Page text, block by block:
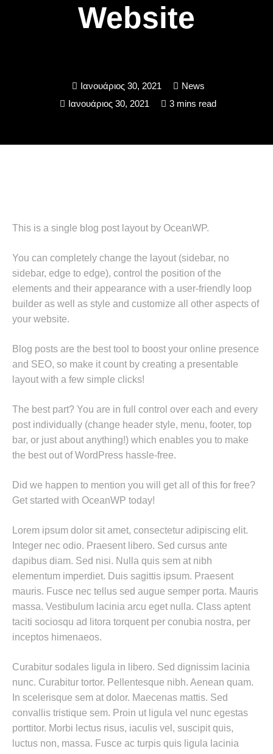
Website
Ιανουάριος 30, 2021
News
Ιανουάριος 30, 2021
3 mins read
This is a single blog post layout by OceanWP.
You can completely change the layout (sidebar, no
sidebar, edge to edge), control the position of the
elements and their appearance with a user-friendly loop
builder as well as style and customize all other aspects of
your website.
Blog posts are the best tool to boost your online presence
and SEO, so make it count by creating a presentable
layout with a few simple clicks!
The best part? You are in full control over each and every
post individually (change header style, menu, footer, top
bar, or just about anything!) which enables you to make
the best out of WordPress hassle-free.
Did we happen to mention you will get all of this for free?
Get started with OceanWP today!
Lorem ipsum dolor sit amet, consectetur adipiscing elit.
Integer nec odio. Praesent libero. Sed cursus ante
dapibus diam. Sed nisi. Nulla quis sem at nibh
elementum imperdiet. Duis sagittis ipsum. Praesent
mauris. Fusce nec tellus sed augue semper porta. Mauris
massa. Vestibulum lacinia arcu eget nulla. Class aptent
taciti sociosqu ad litora torquent per conubia nostra, per
inceptos himenaeos.
Curabitur sodales ligula in libero. Sed dignissim lacinia
nunc. Curabitur tortor. Pellentesque nibh. Aenean quam.
In scelerisque sem at dolor. Maecenas mattis. Sed
convallis tristique sem. Proin ut ligula vel nunc egestas
porttitor. Morbi lectus risus, iaculis vel, suscipit quis,
luctus non, massa. Fusce ac turpis quis ligula lacinia